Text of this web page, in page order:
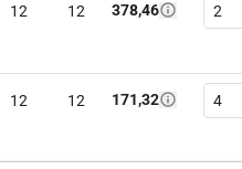
12 12 378,46
12 12 171,32